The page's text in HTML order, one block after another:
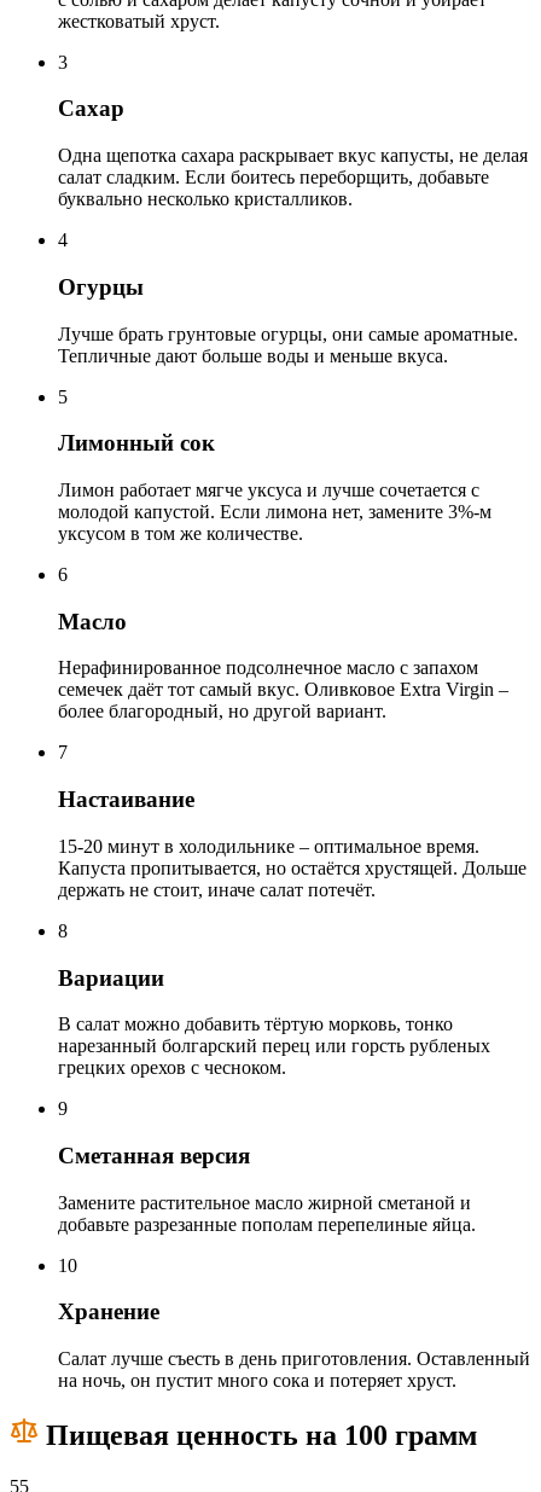
жестковатый хруст.
3
Сахар
Одна щепотка сахара раскрывает вкус капусты, не делая
салат сладким. Если боитесь переборщить, добавьте
буквально несколько кристалликов.
4
Огурцы
Лучше брать грунтовые огурцы, они самые ароматные.
Тепличные дают больше воды и меньше вкуса.
5
Лимонный сок
Лимон работает мягче уксуса и лучше сочетается с
молодой капустой. Если лимона нет, замените 3%-м
уксусом в том же количестве.
6
Масло
Нерафинированное подсолнечное масло с запахом
семечек даёт тот самый вкус. Оливковое Extra Virgin –
более благородный, но другой вариант.
7
Настаивание
15-20 минут в холодильнике – оптимальное время.
Капуста пропитывается, но остаётся хрустящей. Дольше
держать не стоит, иначе салат потечёт.
8
Вариации
В салат можно добавить тёртую морковь, тонко
нарезанный болгарский перец или горсть рубленых
грецких орехов с чесноком.
9
Сметанная версия
Замените растительное масло жирной сметаной и
добавьте разрезанные пополам перепелиные яйца.
10
Хранение
Салат лучше съесть в день приготовления. Оставленный
на ночь, он пустит много сока и потеряет хруст.
Пищевая ценность на 100 грамм
55